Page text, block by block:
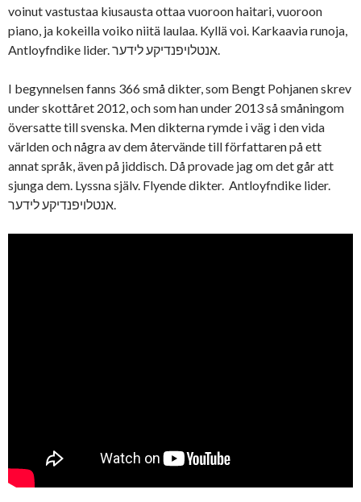
voinut vastustaa kiusausta ottaa vuoroon haitari, vuoroon
piano, ja kokeilla voiko niitä laulaa. Kyllä voi. Karkaavia runoja,
I begynnelsen fanns 366 små dikter, som Bengt Pohjanen skrev
under skottåret 2012, och som han under 2013 så småningom
översatte till svenska. Men dikterna rymde i väg i den vida
världen och några av dem återvände till författaren på ett
annat språk, även på jiddisch. Då provade jag om det går att
sjunga dem. Lyssna själv. Flyende dikter. Antloyfndike lider.